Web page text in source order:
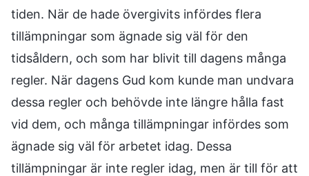
tiden. När de hade övergivits infördes flera
tillämpningar som ägnade sig väl för den
tidsåldern, och som har blivit till dagens många
regler. När dagens Gud kom kunde man undvara
dessa regler och behövde inte längre hålla fast
vid dem, och många tillämpningar infördes som
ägnade sig väl för arbetet idag. Dessa
tillämpningar är inte regler idag, men är till för att